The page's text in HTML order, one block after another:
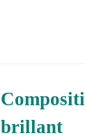
brillant